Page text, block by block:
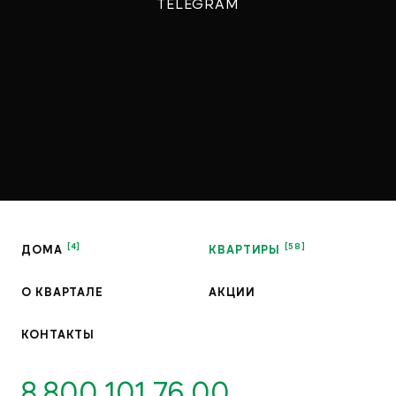
ДОМА КВАРТИРЫ
О КВАРТАЛЕ АКЦИИ
КОНТАКТЫ